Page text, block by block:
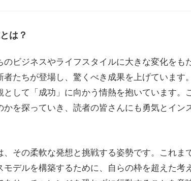
は？
のビジネスやライフスタイルに大きな変化をも
者たちが登場し、驚くべき成果を上げています
として「成功」に向かう情熱を抱いています。
かを探っていき、読者の皆さんにも勇気とイン
その柔軟な発想と挑戦する姿勢です。これま
モデルを構築するために、自らの枠を超えた考